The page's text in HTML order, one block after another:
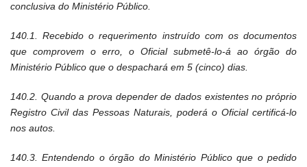
conclusiva do Ministério Público.
140.1. Recebido o requerimento instruído com os documentos
que comprovem o erro, o Oficial submetê-lo-á ao órgão do
Ministério Público que o despachará em 5 (cinco) dias.
140.2. Quando a prova depender de dados existentes no próprio
Registro Civil das Pessoas Naturais, poderá o Oficial certificá-lo
nos autos.
140.3. Entendendo o órgão do Ministério Público que o pedido